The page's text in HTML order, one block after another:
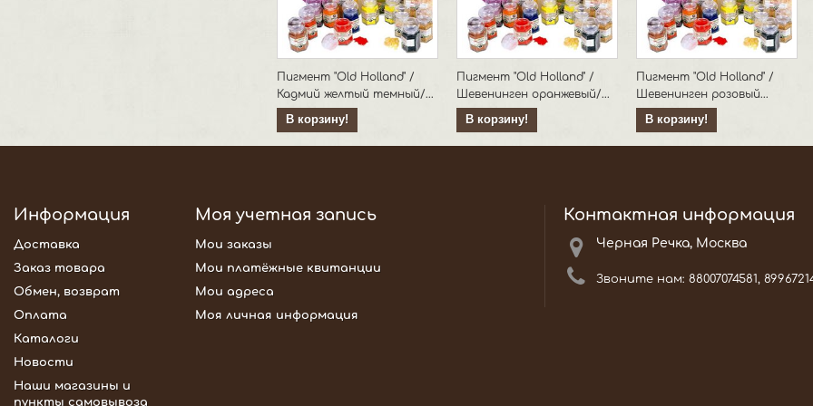
Пигмент "Old Holland" /
Кадмий желтый темный/...
В корзину!
Пигмент "Old Holland" /
Шевенинген оранжевый/...
В корзину!
Пигмент "Old Holland" /
Шевенинген розовый...
В корзину!
Информация
Доставка
Заказ товара
Обмен, возврат
Оплата
Каталоги
Новости
Наши магазины и
пункты самовывоза
Моя учетная запись
Мои заказы
Мои платёжные квитанции
Мои адреса
Моя личная информация
Контактная информация
Черная Речка, Москва
Звоните нам: 88007074581,